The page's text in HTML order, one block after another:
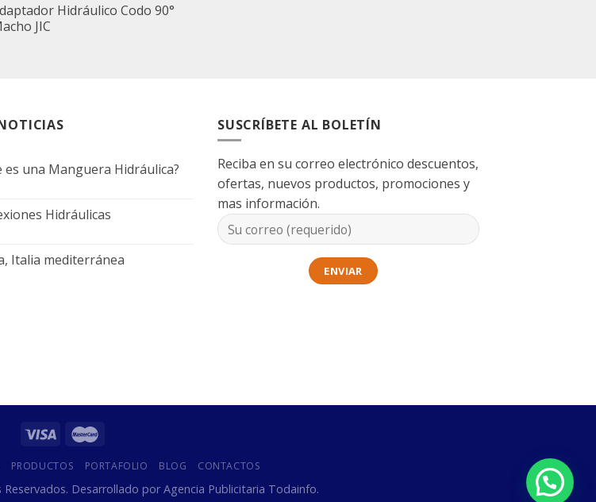
Hidráulico Codo 90°
JIC
es una Manguera Hidráulica?
Hidráulicas
Italia mediterránea
SUSCRÍBETE AL BOLETÍN
Reciba en su correo electrónico descuentos,
ofertas, nuevos productos, promociones y
mas información.
PRODUCTOS PORTAFOLIO BLOG CONTACTOS
Desarrollado por Agencia Publicitaria Todainfo.